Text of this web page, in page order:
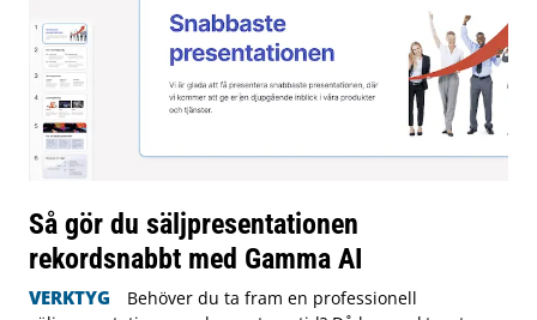
Så gör du säljpresentationen
rekordsnabbt med Gamma AI
VERKTYG
Behöver du ta fram en professionell